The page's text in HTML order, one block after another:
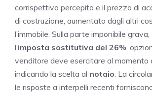
corrispettivo percepito e il prezzo di
di costruzione, aumentato dagli altri
l’immobile. Sulla parte imponibile grava,
l’imposta sostitutiva del 26% ,
venditore deve esercitare al momento
indicando la scelta al notaio . La
le risposte a interpelli recenti